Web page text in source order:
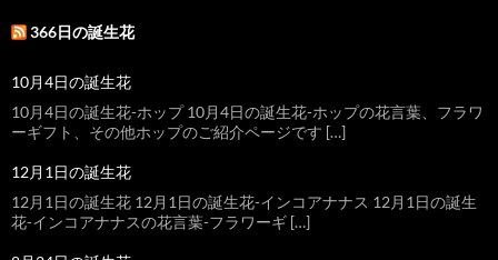
366日の誕生花
10月4日の誕生花
10月4日の誕生花-ホップ 10月4日の誕生花-ホップの花言葉、フラワ
ーギフト、その他ホップのご紹介ページです […]
12月1日の誕生花
12月1日の誕生花 12月1日の誕生花-インコアナナス 12月1日の誕生
花-インコアナナスの花言葉-フラワーギ […]